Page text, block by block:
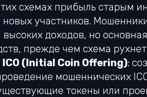
схемах прибыль старым
новых участников.
доходов, но
прежде чем схема
(Initial Coin Offering):
мошеннических
токены или